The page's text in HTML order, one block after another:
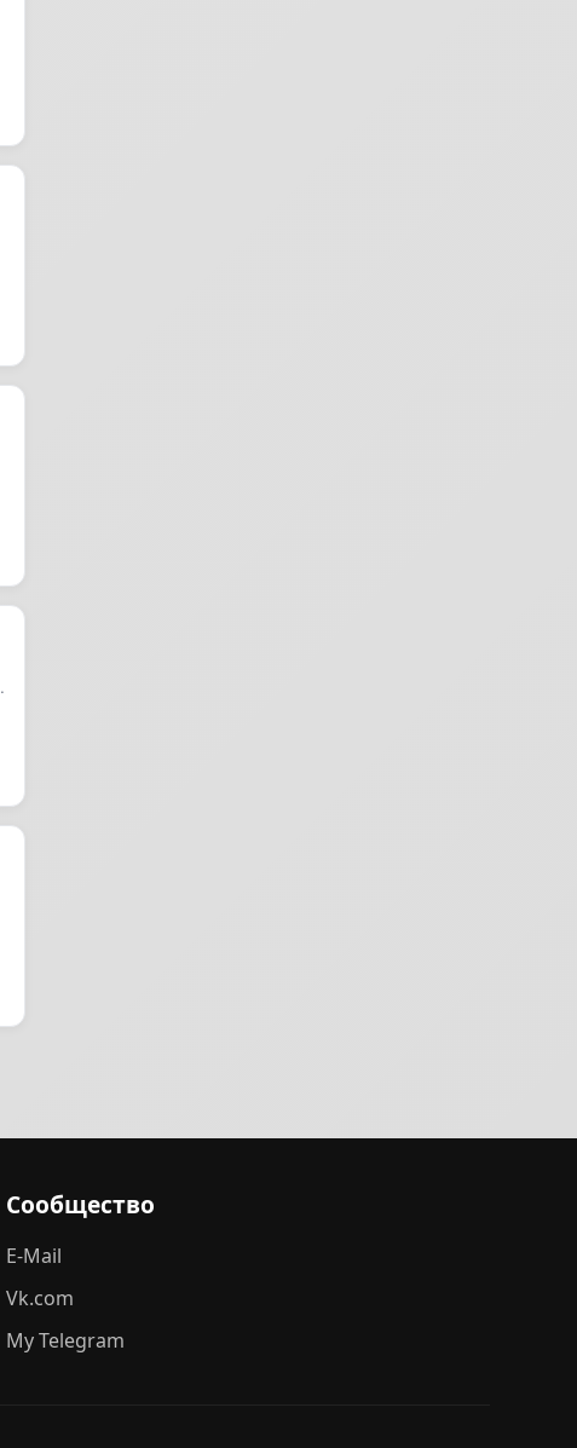
Сообщество
E-Mail
Vk.com
My Telegram